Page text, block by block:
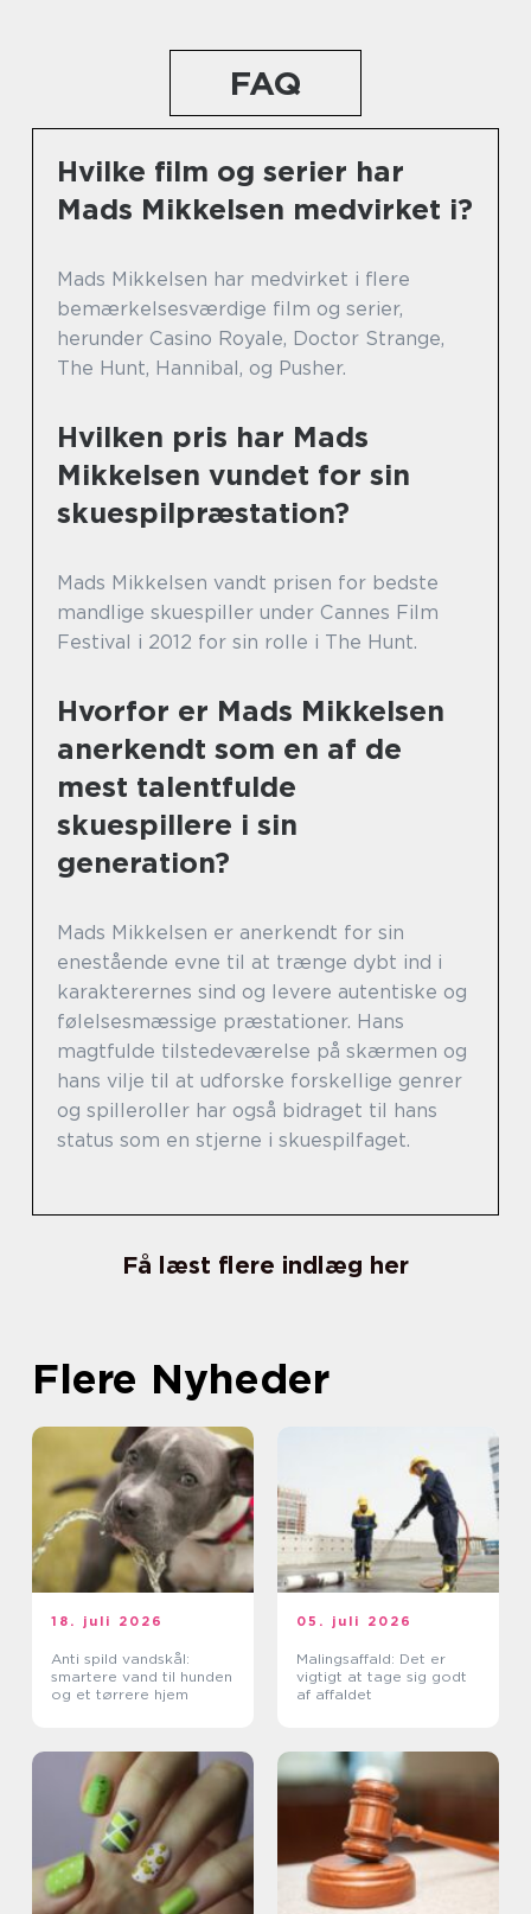
FAQ
Hvilke film og serier har
Mads Mikkelsen medvirket i?
Mads Mikkelsen har medvirket i flere
bemærkelsesværdige film og serier,
herunder Casino Royale, Doctor Strange,
The Hunt, Hannibal, og Pusher.
Hvilken pris har Mads
Mikkelsen vundet for sin
skuespilpræstation?
Mads Mikkelsen vandt prisen for bedste
mandlige skuespiller under Cannes Film
Festival i 2012 for sin rolle i The Hunt.
Hvorfor er Mads Mikkelsen
anerkendt som en af de
mest talentfulde
skuespillere i sin
generation?
Mads Mikkelsen er anerkendt for sin
enestående evne til at trænge dybt ind i
karakterernes sind og levere autentiske og
følelsesmæssige præstationer. Hans
magtfulde tilstedeværelse på skærmen og
hans vilje til at udforske forskellige genrer
og spilleroller har også bidraget til hans
status som en stjerne i skuespilfaget.
Få læst flere indlæg her
Flere Nyheder
18. juli 2026
Anti spild vandskål:
smartere vand til hunden
og et tørrere hjem
05. juli 2026
Malingsaffald: Det er
vigtigt at tage sig godt
af affaldet